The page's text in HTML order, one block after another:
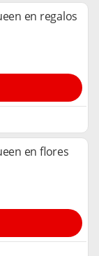
en regalos
en flores